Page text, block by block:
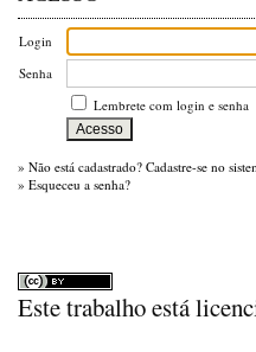
Login
Senha
Lembrete com login e senha
» Não está cadastrado? Cadastre-se no
» Esqueceu a senha?
Este trabalho está